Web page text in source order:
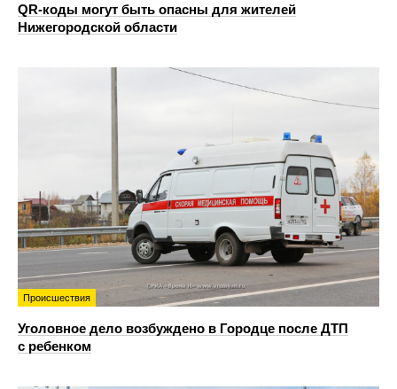
QR-коды могут быть опасны для жителей
Нижегородской области
Происшествия
Уголовное дело возбуждено в Городце после ДТП
с ребенком